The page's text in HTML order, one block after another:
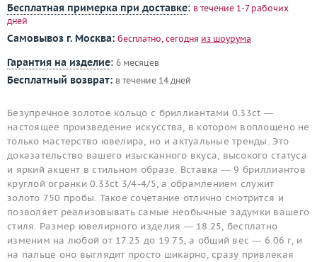
Бесплатная примерка при доставке: в течение 1-7 рабочих
дней
Самовывоз г. Москва: бесплатно, сегодня из шоурума
Гарантия на изделие: 6 месяцев
Бесплатный возврат: в течение 14 дней
Безупречное золотое кольцо с бриллиантами 0.33ct —
настоящее произведение искусства, в котором воплощено не
только мастерство ювелира, но и актуальные тренды. Это
доказательство вашего изысканного вкуса, высокого статуса
и яркий акцент в стильном образе. Вставка — 9 бриллиантов
круглой огранки 0.33ct 3/4-4/5, а обрамлением служит
золото 750 пробы. Такое сочетание отлично смотрится и
позволяет реализовывать самые необычные задумки вашего
стиля. Размер ювелирного изделия — 18.25, бесплатно
изменим на любой от 17.25 до 19.75, а общий вес — 6.06 г, и
на пальце оно выглядит просто шикарно, сразу привлекая